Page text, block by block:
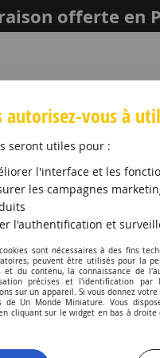
offerte en
MAQUETTES
>Bancs
autorisez-vous à
seront utiles pour :
l'interface et les
les campagnes
l'authentification et
sont nécessaires à des fins
peuvent être utilisés pour la
et du contenu, la connaissance de
précises et l'identification
sur un appareil. Si vous donnez
de Un Monde Miniature. Vous
cliquant sur le widget en bas à